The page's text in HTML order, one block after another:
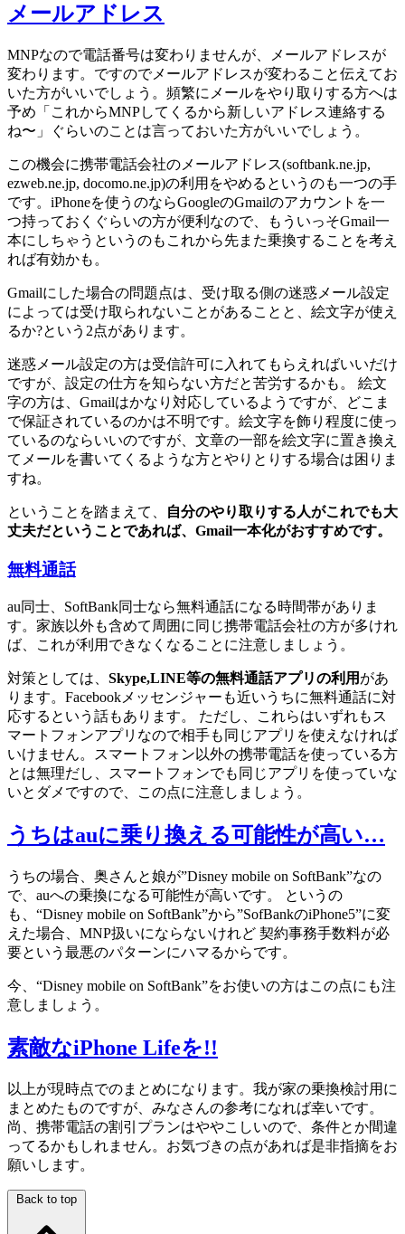
メールアドレス
MNPなので電話番号は変わりませんが、メールアドレスが
変わります。ですのでメールアドレスが変わること伝えてお
いた方がいいでしょう。頻繁にメールをやり取りする方へは
予め「これからMNPしてくるから新しいアドレス連絡する
ね〜」ぐらいのことは言っておいた方がいいでしょう。
この機会に携帯電話会社のメールアドレス(softbank.ne.jp,
ezweb.ne.jp, docomo.ne.jp)の利用をやめるというのも一つの手
です。iPhoneを使うのならGoogleのGmailのアカウントを一
つ持っておくぐらいの方が便利なので、もういっそGmail一
本にしちゃうというのもこれから先また乗換することを考え
れば有効かも。
Gmailにした場合の問題点は、受け取る側の迷惑メール設定
によっては受け取られないことがあることと、絵文字が使え
るか?という2点があります。
迷惑メール設定の方は受信許可に入れてもらえればいいだけ
ですが、設定の仕方を知らない方だと苦労するかも。 絵文
字の方は、Gmailはかなり対応しているようですが、どこま
で保証されているのかは不明です。絵文字を飾り程度に使っ
ているのならいいのですが、文章の一部を絵文字に置き換え
てメールを書いてくるような方とやりとりする場合は困りま
すね。
ということを踏まえて、
自分のやり取りする人がこれでも大
丈夫だということであれば、Gmail一本化がおすすめです。
無料通話
au同士、SoftBank同士なら無料通話になる時間帯がありま
す。家族以外も含めて周囲に同じ携帯電話会社の方が多けれ
ば、これが利用できなくなることに注意しましょう。
対策としては、 Skype,LINE等の無料通話アプリの利用 があ
ります。Facebookメッセンジャーも近いうちに無料通話に対
応するという話もあります。 ただし、これらはいずれもス
マートフォンアプリなので相手も同じアプリを使えなければ
いけません。スマートフォン以外の携帯電話を使っている方
とは無理だし、スマートフォンでも同じアプリを使っていな
いとダメですので、この点に注意しましょう。
うちはauに乗り換える可能性が高い…
うちの場合、奥さんと娘が”Disney mobile on SoftBank”なの
で、auへの乗換になる可能性が高いです。 というの
も、“Disney mobile on SoftBank”から”SofBankのiPhone5”に変
えた場合、MNP扱いにならないけれど 契約事務手数料が必
要という最悪のパターンにハマるからです。
今、“Disney mobile on SoftBank”をお使いの方はこの点にも注
意しましょう。
素敵なiPhone Lifeを!!
以上が現時点でのまとめになります。我が家の乗換検討用に
まとめたものですが、みなさんの参考になれば幸いです。
尚、携帯電話の割引プランはややこしいので、条件とか間違
ってるかもしれません。お気づきの点があれば是非指摘をお
願いします。
Back to top